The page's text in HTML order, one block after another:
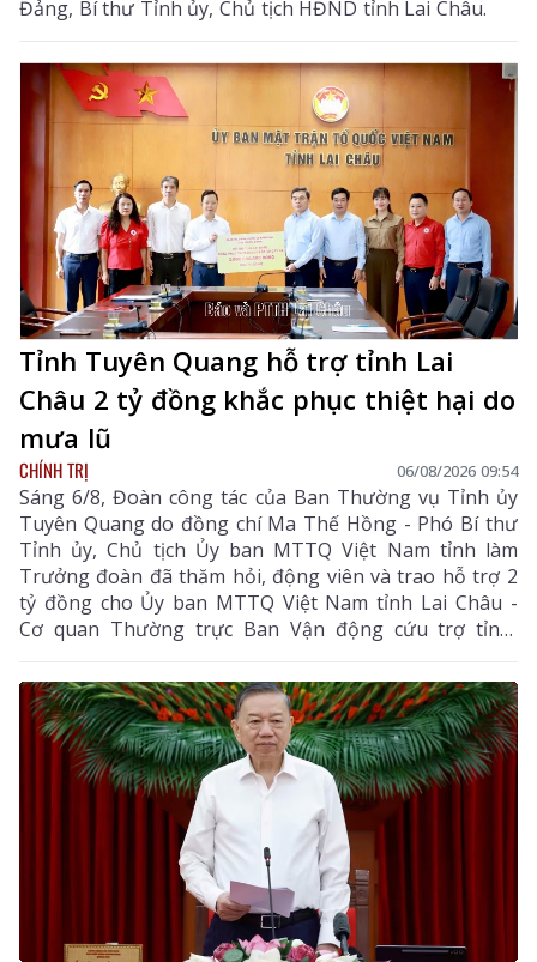
Đảng, Bí thư Tỉnh ủy, Chủ tịch HĐND tỉnh Lai Châu.
Tỉnh Tuyên Quang hỗ trợ tỉnh Lai
Châu 2 tỷ đồng khắc phục thiệt hại do
mưa lũ
CHÍNH TRỊ 06/08/2026 09:54
Sáng 6/8, Đoàn công tác của Ban Thường vụ Tỉnh ủy
Tuyên Quang do đồng chí Ma Thế Hồng - Phó Bí thư
Tỉnh ủy, Chủ tịch Ủy ban MTTQ Việt Nam tỉnh làm
Trưởng đoàn đã thăm hỏi, động viên và trao hỗ trợ 2
tỷ đồng cho Ủy ban MTTQ Việt Nam tỉnh Lai Châu -
Cơ quan Thường trực Ban Vận động cứu trợ tỉnh,
nhằm giúp nhân dân khắc phục hậu quả thiên tai, mưa
lũ, sạt lở đất, sớm ổn định cuộc sống.